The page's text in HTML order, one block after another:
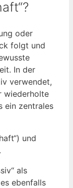
oder
folgt und
In der
verwendet,
wiederholte
ein zentrales
und
als
ebenfalls